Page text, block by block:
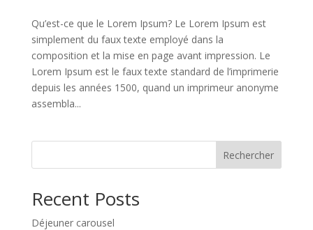
Qu’est-ce que le Lorem Ipsum? Le Lorem Ipsum est
simplement du faux texte employé dans la
composition et la mise en page avant impression. Le
Lorem Ipsum est le faux texte standard de l’imprimerie
depuis les années 1500, quand un imprimeur anonyme
assembla...
Rechercher
Recent Posts
Déjeuner carousel